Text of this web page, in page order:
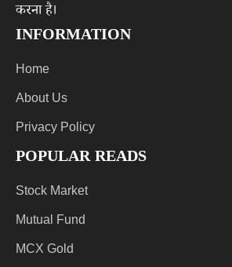
करना है।
INFORMATION
Home
About Us
Privacy Policy
POPULAR READS
Stock Market
Mutual Fund
MCX Gold